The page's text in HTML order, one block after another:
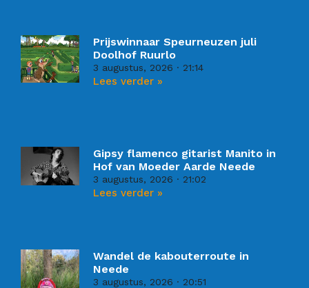
Prijswinnaar Speurneuzen juli
Doolhof Ruurlo
3 augustus, 2026 21:14
Lees verder »
Gipsy flamenco gitarist Manito in
Hof van Moeder Aarde Neede
3 augustus, 2026 21:02
Lees verder »
Wandel de kabouterroute in
Neede
3 augustus, 2026 20:51